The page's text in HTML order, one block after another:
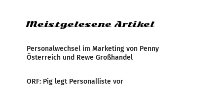
Meistgelesene Artikel
Personalwechsel im Marketing von Penny
Österreich und Rewe Großhandel
ORF: Pig legt Personalliste vor